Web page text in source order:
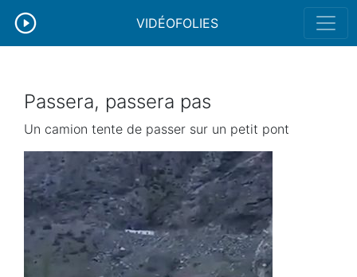
VIDÉOFOLIES
Passera, passera pas
Un camion tente de passer sur un petit pont